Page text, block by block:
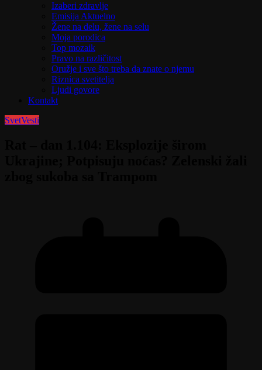
Izaberi zdravlje
Emisija Aktuelno
Žene na delu, žene na selu
Moja porodica
Top mozaik
Pravo na različitost
Oružje i sve što treba da znate o njemu
Riznica svetitelja
Ljudi govore
Kontakt
SvetVesti